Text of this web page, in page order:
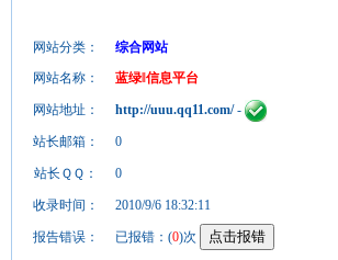
网站分类：
综合网站
网站名称：
蓝绿‖信息平台
网站地址： http://uuu.qq11.com/-
站长邮箱： 0
站长ＱＱ： 0
收录时间： 2010/9/6 18:32:11
报告错误： 已报错：(0)次